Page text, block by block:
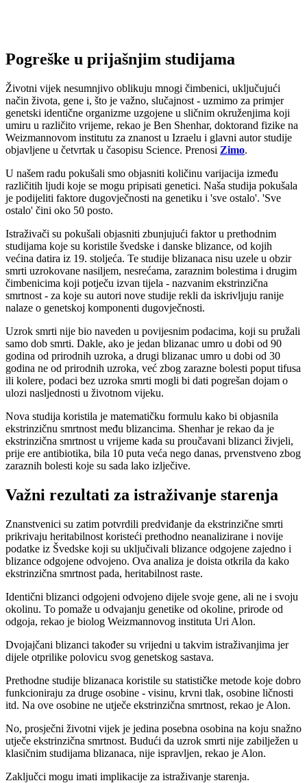
Pogreške u prijašnjim studijama
Životni vijek nesumnjivo oblikuju mnogi čimbenici, uključujući
način života, gene i, što je važno, slučajnost - uzmimo za primjer
genetski identične organizme uzgojene u sličnim okruženjima koji
umiru u različito vrijeme, rekao je Ben Shenhar, doktorand fizike na
Weizmannovom institutu za znanost u Izraelu i glavni autor studije
objavljene u četvrtak u časopisu Science. Prenosi Zimo.
U našem radu pokušali smo objasniti količinu varijacija između
različitih ljudi koje se mogu pripisati genetici. Naša studija pokušala
je podijeliti faktore dugovječnosti na genetiku i 'sve ostalo'. 'Sve
ostalo' čini oko 50 posto.
Istraživači su pokušali objasniti zbunjujući faktor u prethodnim
studijama koje su koristile švedske i danske blizance, od kojih
većina datira iz 19. stoljeća. Te studije blizanaca nisu uzele u obzir
smrti uzrokovane nasiljem, nesrećama, zaraznim bolestima i drugim
čimbenicima koji potječu izvan tijela - nazvanim ekstrinzična
smrtnost - za koje su autori nove studije rekli da iskrivljuju ranije
nalaze o genetskoj komponenti dugovječnosti.
Uzrok smrti nije bio naveden u povijesnim podacima, koji su pružali
samo dob smrti. Dakle, ako je jedan blizanac umro u dobi od 90
godina od prirodnih uzroka, a drugi blizanac umro u dobi od 30
godina ne od prirodnih uzroka, već zbog zarazne bolesti poput tifusa
ili kolere, podaci bez uzroka smrti mogli bi dati pogrešan dojam o
ulozi nasljednosti u životnom vijeku.
Nova studija koristila je matematičku formulu kako bi objasnila
ekstrinzičnu smrtnost među blizancima. Shenhar je rekao da je
ekstrinzična smrtnost u vrijeme kada su proučavani blizanci živjeli,
prije ere antibiotika, bila 10 puta veća nego danas, prvenstveno zbog
zaraznih bolesti koje su sada lako izlječive.
Važni rezultati za istraživanje starenja
Znanstvenici su zatim potvrdili predviđanje da ekstrinzične smrti
prikrivaju heritabilnost koristeći prethodno neanalizirane i novije
podatke iz Švedske koji su uključivali blizance odgojene zajedno i
blizance odgojene odvojeno. Ova analiza je doista otkrila da kako
ekstrinzična smrtnost pada, heritabilnost raste.
Identični blizanci odgojeni odvojeno dijele svoje gene, ali ne i svoju
okolinu. To pomaže u odvajanju genetike od okoline, prirode od
odgoja, rekao je biolog Weizmannovog instituta Uri Alon.
Dvojajčani blizanci također su vrijedni u takvim istraživanjima jer
dijele otprilike polovicu svog genetskog sastava.
Prethodne studije blizanaca koristile su statističke metode koje dobro
funkcioniraju za druge osobine - visinu, krvni tlak, osobine ličnosti
itd. Na ove osobine ne utječe ekstrinzična smrtnost, rekao je Alon.
No, prosječni životni vijek je jedina posebna osobina na koju snažno
utječe ekstrinzična smrtnost. Budući da uzrok smrti nije zabilježen u
klasičnim studijama blizanaca, nije ispravljen, rekao je Alon.
Zaključci mogu imati implikacije za istraživanje starenja.